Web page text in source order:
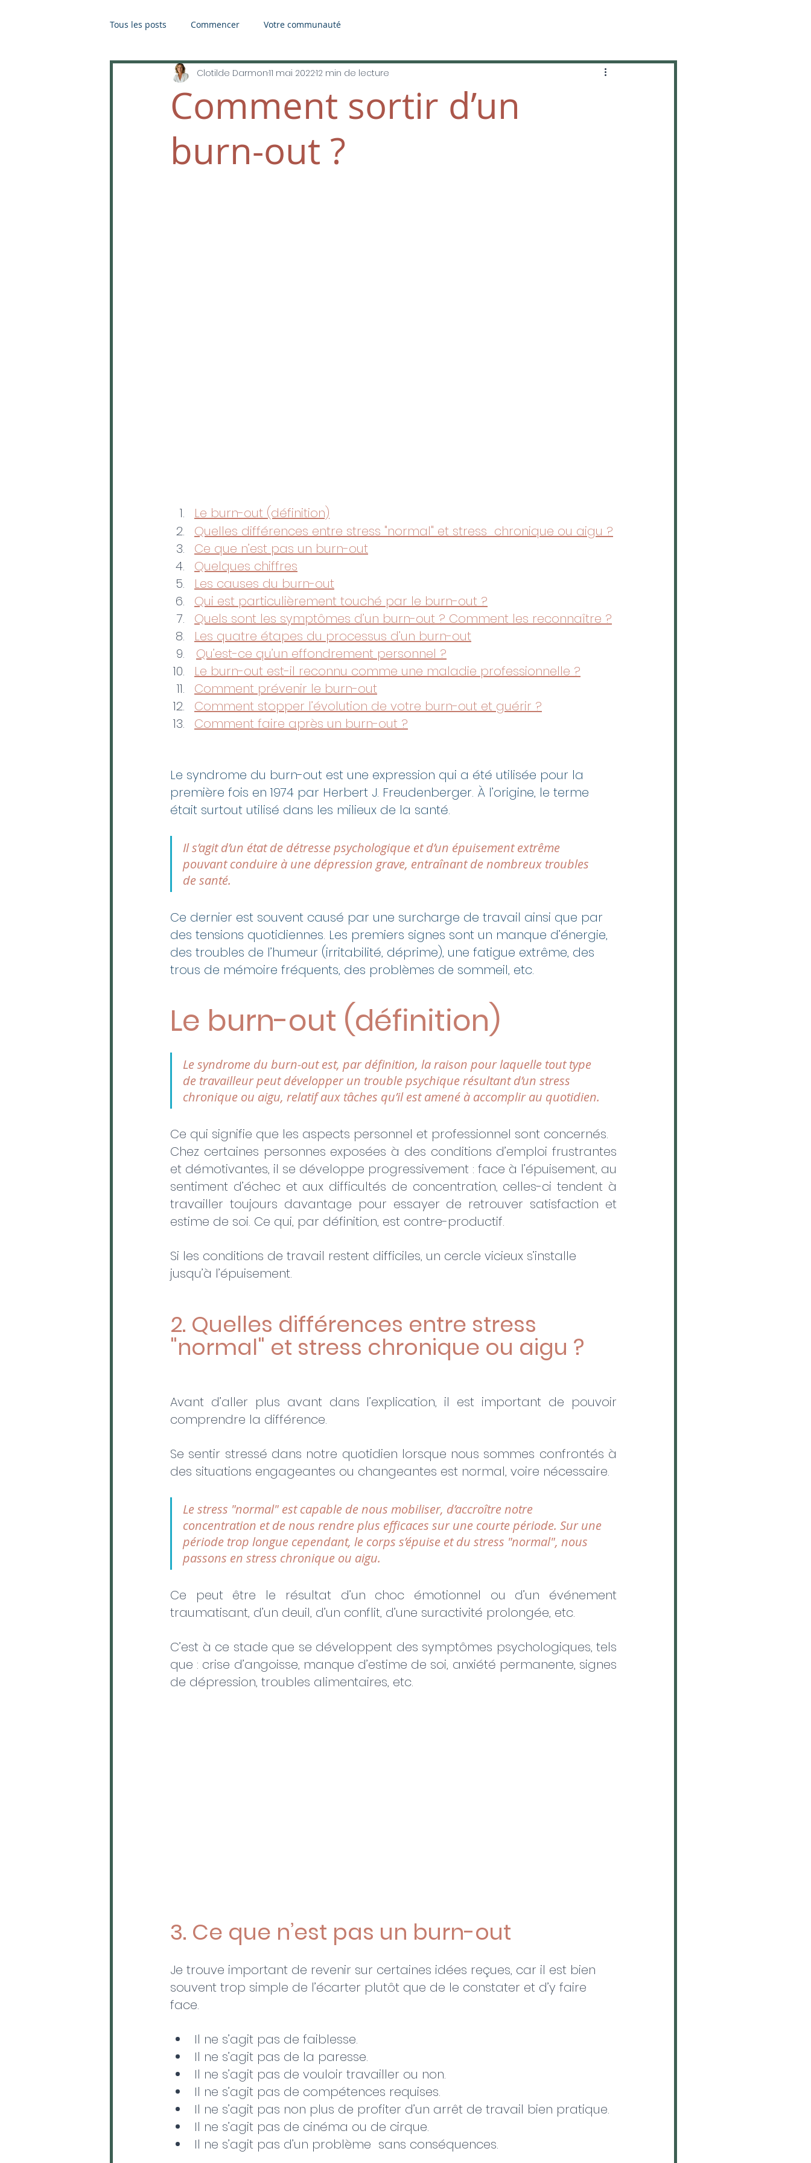
Tous les posts Commencer Votre communauté
Comment sortir d’un
burn-out ?
Clotilde Darmon11 mai 202212 min de lecture
Le burn-out (définition)
Quelles différences entre stress "normal" et stress  chronique ou aigu ?
Ce que n’est pas un burn-out
Quelques chiffres
Les causes du burn-out
Qui est particulièrement touché par le burn-out ?
Quels sont les symptômes d’un burn-out ? Comment les reconnaître ?
Les quatre étapes du processus d’un burn-out
Qu’est-ce qu’un effondrement personnel ?
Le burn-out est-il reconnu comme une maladie professionnelle ?
Comment prévenir le burn-out
Comment stopper l’évolution de votre burn-out et guérir ?
Comment faire après un burn-out ?
Le syndrome du burn-out est une expression qui a été utilisée pour la
première fois en 1974 par Herbert J. Freudenberger. À l’origine, le terme
était surtout utilisé dans les milieux de la santé.
Il s’agit d’un état de détresse psychologique et d’un épuisement extrême
pouvant conduire à une dépression grave, entraînant de nombreux troubles
de santé.
Ce dernier est souvent causé par une surcharge de travail ainsi que par
des tensions quotidiennes. Les premiers signes sont un manque d’énergie,
des troubles de l’humeur (irritabilité, déprime), une fatigue extrême, des
trous de mémoire fréquents, des problèmes de sommeil, etc.
Le burn-out (définition)
Le syndrome du burn-out est, par définition, la raison pour laquelle tout type
de travailleur peut développer un trouble psychique résultant d’un stress
chronique ou aigu, relatif aux tâches qu’il est amené à accomplir au quotidien.
Ce qui signifie que les aspects personnel et professionnel sont concernés.
​Chez certaines personnes exposées à des conditions d’emploi frustrantes
et démotivantes, il se développe progressivement : face à l’épuisement, au
sentiment d’échec et aux difficultés de concentration, celles-ci tendent à
travailler toujours davantage pour essayer de retrouver satisfaction et
estime de soi. ​Ce qui, par définition, est contre-productif.
​Si les conditions de travail restent difficiles, un cercle vicieux s’installe
jusqu’à l’épuisement.​
2. Quelles différences entre stress
"normal" et stress chronique ou aigu ?
Avant d’aller plus avant dans l’explication, il est important de pouvoir
comprendre la différence.
Se sentir stressé dans notre quotidien lorsque nous sommes confrontés à
des situations engageantes ou changeantes est normal, voire nécessaire.
Le stress "normal" est capable de nous mobiliser, d’accroître notre
concentration et de nous rendre plus efficaces sur une courte période. Sur une
période trop longue cependant, le corps s’épuise et du stress "normal", nous
passons en stress chronique ou aigu.
Ce peut être le résultat d’un choc émotionnel ou d’un événement
traumatisant, d’un deuil, d’un conflit, d’une suractivité prolongée, etc.
C’est à ce stade que se développent des symptômes psychologiques, tels
que : crise d’angoisse, manque d’estime de soi, anxiété permanente, signes
de dépression, troubles alimentaires, etc.
3. Ce que n’est pas un burn-out
Je trouve important de revenir sur certaines idées reçues, car il est bien
souvent trop simple de l’écarter plutôt que de le constater et d’y faire
face.
Il ne s’agit pas de faiblesse.
Il ne s’agit pas de la paresse.
Il ne s’agit pas de vouloir travailler ou non.
Il ne s’agit pas de compétences requises.​
Il ne s’agit pas non plus de profiter d’un arrêt de travail bien pratique.
Il ne s’agit pas de cinéma ou de cirque.
Il ne s’agit pas d’un problème  sans conséquences.